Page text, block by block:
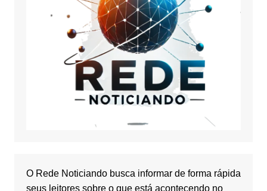
O Rede Noticiando busca informar de forma rápida
seus leitores sobre o que está acontecendo no